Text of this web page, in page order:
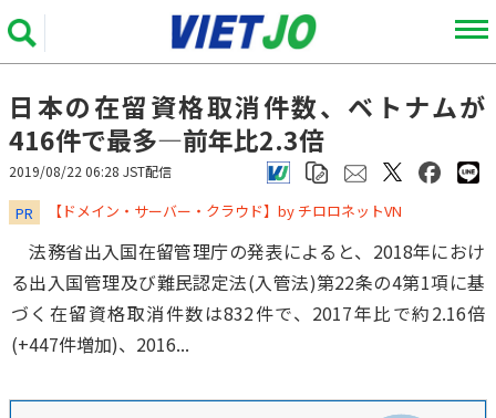
日本の在留資格取消件数、ベトナムが
416件で最多―前年比2.3倍
2019/08/22 06:28 JST配信
PR ​​​​​​​【ドメイン・サーバー・クラウド】by チロロネットVN
法務省出入国在留管理庁の発表によると、2018年におけ
る出入国管理及び難民認定法(入管法)第22条の4第1項に基
づく在留資格取消件数は832件で、2017年比で約2.16倍
(+447件増加)、2016...